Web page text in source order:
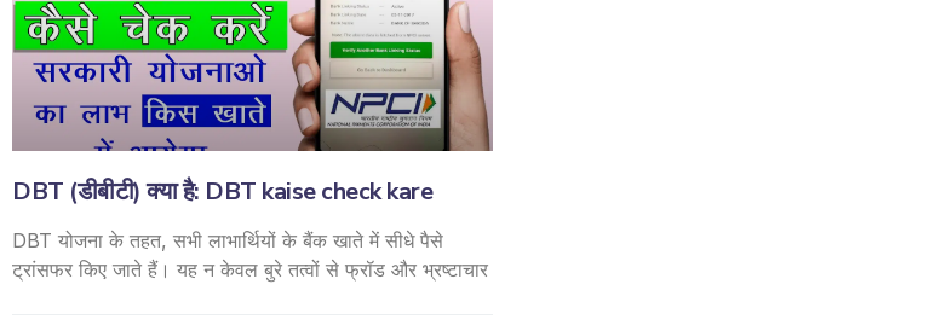
DBT (डीबीटी) क्या है: DBT kaise check kare
DBT योजना के तहत, सभी लाभार्थियों के बैंक खाते में सीधे पैसे
ट्रांसफर किए जाते हैं। यह न केवल बुरे तत्वों से फ्रॉड और भ्रष्टाचार